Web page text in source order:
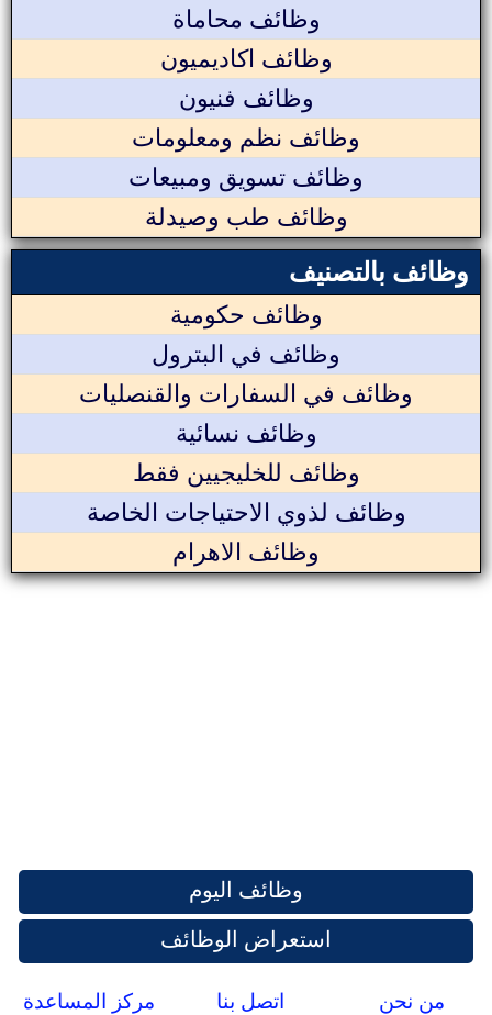
وظائف محاماة
وظائف اكاديميون
وظائف فنيون
وظائف نظم ومعلومات
وظائف تسويق ومبيعات
وظائف طب وصيدلة
وظائف بالتصنيف
وظائف حكومية
وظائف في البترول
وظائف في السفارات والقنصليات
وظائف نسائية
وظائف للخليجيين فقط
وظائف لذوي الاحتياجات الخاصة
وظائف الاهرام
وظائف اليوم
استعراض الوظائف
من نحن اتصل بنا مركز المساعدة